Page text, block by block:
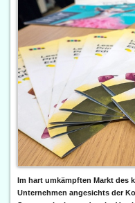
Im hart umkämpften Markt des
Unternehmen angesichts der